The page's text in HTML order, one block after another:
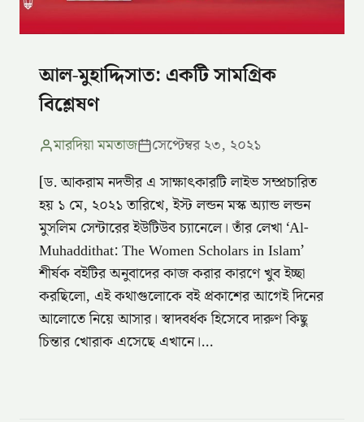
আল-মুহাদ্দিসাত: একটি সামগ্রিক
বিশ্লেষণ
মারদিয়া মমতাজ
সেপ্টেম্বর ২৩, ২০২১
[ড. আকরাম নদভীর এ সাক্ষাৎকারটি লাইভ সম্প্রচারিত
হয় ১ মে, ২০২১ তারিখে, ইস্ট লন্ডন মস্ক অ্যান্ড লন্ডন
মুসলিম সেন্টারের ইউটিউব চ্যানেলে। তাঁর লেখা ‌‘Al-
Muhaddithat: The Women Scholars in Islam’
শীর্ষক বইটির অনুবাদের কাজ করার কারণে খুব ইচ্ছা
করছিলো, এই কথাগুলোকে বই প্রকাশের আগেই দিনের
আলোতে নিয়ে আসার। স্বাদবর্ধক হিসেবে দারুণ কিছু
চিন্তার খোরাক এসেছে এখানে।…